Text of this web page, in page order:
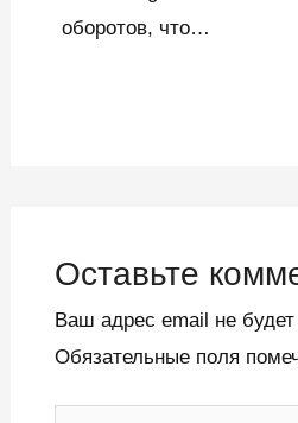
оборотов, что…
Оставьте
Ваш адрес email не будет
Обязательные поля